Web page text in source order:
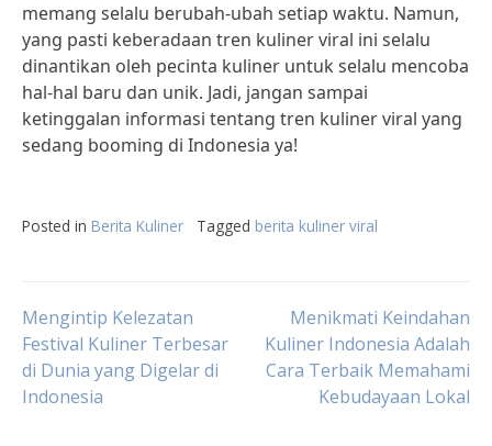
memang selalu berubah-ubah setiap waktu. Namun,
yang pasti keberadaan tren kuliner viral ini selalu
dinantikan oleh pecinta kuliner untuk selalu mencoba
hal-hal baru dan unik. Jadi, jangan sampai
ketinggalan informasi tentang tren kuliner viral yang
sedang booming di Indonesia ya!
Posted in Berita Kuliner Tagged berita kuliner viral
Post
navigation
Mengintip Kelezatan
Festival Kuliner Terbesar
di Dunia yang Digelar di
Indonesia
Menikmati Keindahan
Kuliner Indonesia Adalah
Cara Terbaik Memahami
Kebudayaan Lokal